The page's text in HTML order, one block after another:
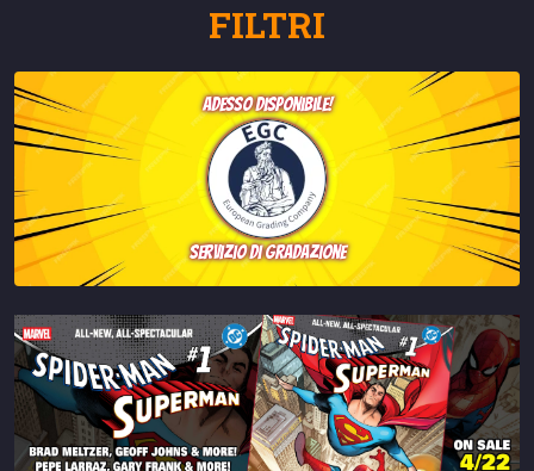
FILTRI
adesso disponibile!
servizio di gradazione